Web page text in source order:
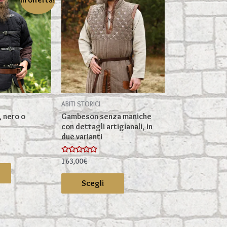
nero o
Questo
prodotto
ha
più
varianti.
ABITI STORICI
Gambeson senza maniche
con dettagli artigianali, in
due varianti
Valutato
0
su
163,00€
Scegli
Questo
prodotto
varianti.